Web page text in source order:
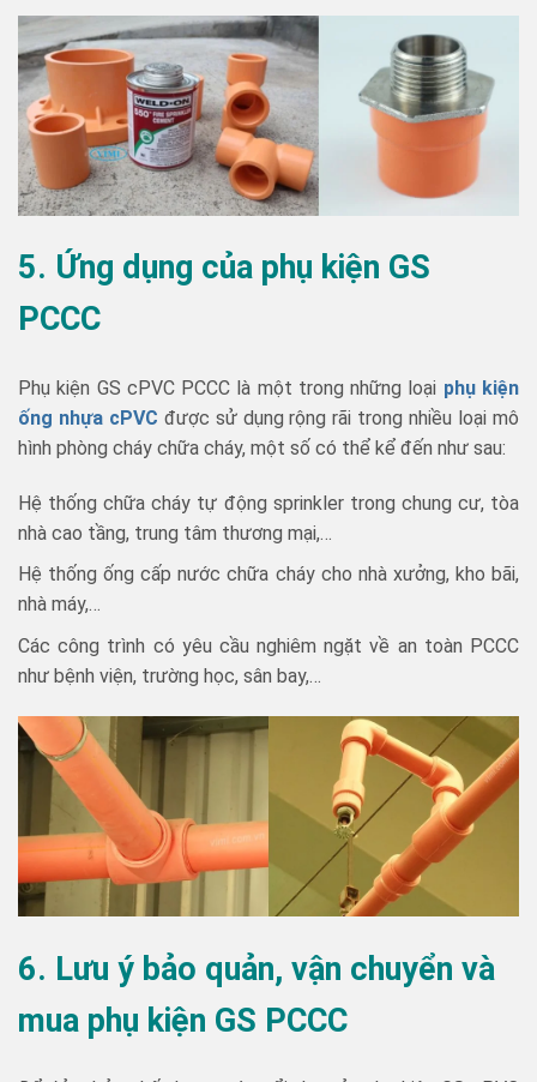
5. Ứng dụng của phụ kiện GS
PCCC
Phụ kiện GS cPVC PCCC là một trong những loại phụ kiện
ống nhựa cPVC được sử dụng rộng rãi trong nhiều loại mô
hình phòng cháy chữa cháy, một số có thể kể đến như sau:
Hệ thống chữa cháy tự động sprinkler trong chung cư, tòa
nhà cao tầng, trung tâm thương mại,…
Hệ thống ống cấp nước chữa cháy cho nhà xưởng, kho bãi,
nhà máy,…
Các công trình có yêu cầu nghiêm ngặt về an toàn PCCC
như bệnh viện, trường học, sân bay,…
6. Lưu ý bảo quản, vận chuyển và
mua phụ kiện GS PCCC